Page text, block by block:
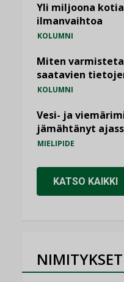
Yli miljoona
ilmanvaihtoa
KOLUMNI
Miten
saatavien
KOLUMNI
Vesi- ja
jämähtänyt
MIELIPIDE
KATSO KAIKKI
NIMITYKSET